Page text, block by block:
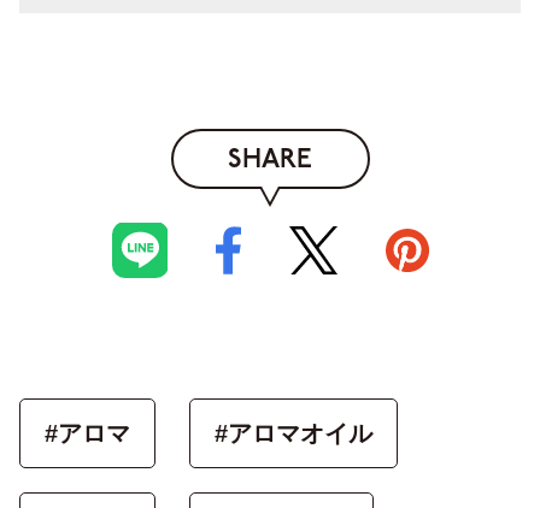
SHARE
#アロマ #アロマオイル